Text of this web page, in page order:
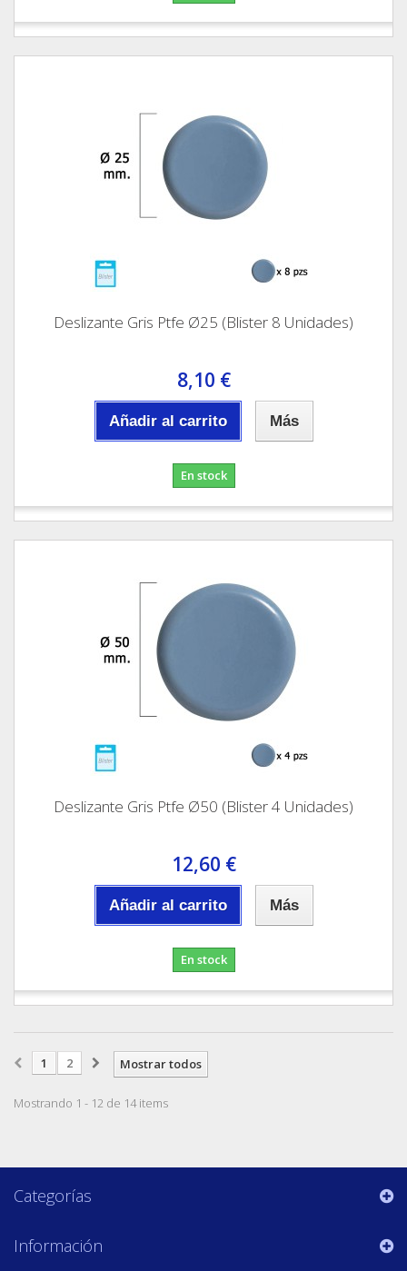
Deslizante Gris Ptfe Ø25 (Blister 8 Unidades)
8,10 €
Añadir al carrito Más
En stock
Deslizante Gris Ptfe Ø50 (Blister 4 Unidades)
12,60 €
Añadir al carrito Más
En stock
Mostrar todos
1 2
Mostrando 1 - 12 de 14 items
Categorías
Información